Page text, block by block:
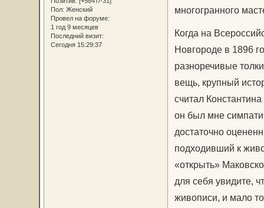
Пол: Женский
Провел на форуме:
1 год 9 месяцев
Последний визит:
Сегодня 15:29:37
многогранного
Когда на
Новгороде в 1896
разноречивые
вещь, крупный
считал
он был мне
достаточно
подходивший к
«открыть»
для се­бя увидите,
живописи, и мало